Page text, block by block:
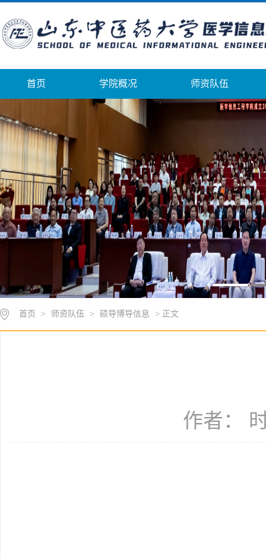
首页 学院概况 师资队伍
首页 > 师资队伍 > 硕导博导信息 > 正文
作者：